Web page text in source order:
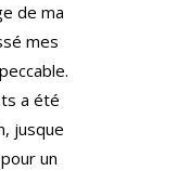
de ma
mes
a été
jusque
un